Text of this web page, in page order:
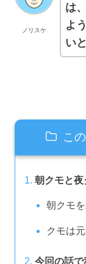
ノリスケ
は
よ
い
こ
朝クモと夜
朝クモ
クモは
今回の話で